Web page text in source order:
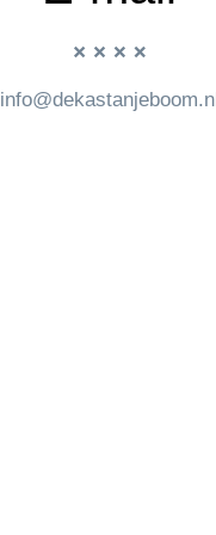
info@dekastanjeboom.nl